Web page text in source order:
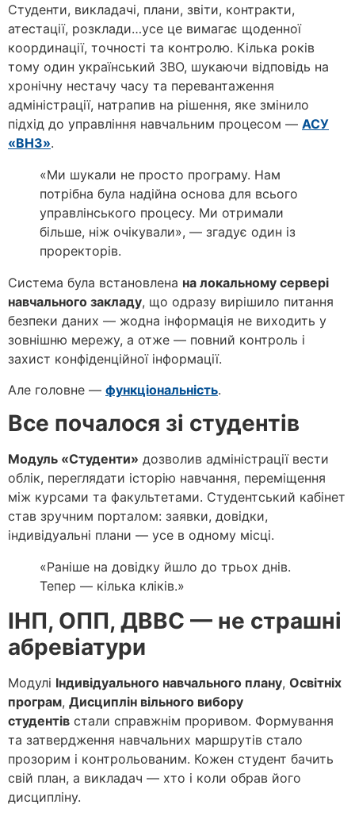
Студенти, викладачі, плани, звіти, контракти,
атестації, розклади…усе це вимагає щоденної
координації, точності та контролю. Кілька років
тому один український ЗВО, шукаючи відповідь на
хронічну нестачу часу та перевантаження
адміністрації, натрапив на рішення, яке змінило
підхід до управління навчальним процесом — АСУ
«ВНЗ».
«Ми шукали не просто програму. Нам
потрібна була надійна основа для всього
управлінського процесу. Ми отримали
більше, ніж очікували», — згадує один із
проректорів.
Система була встановлена на локальному сервері
навчального закладу, що одразу вирішило питання
безпеки даних — жодна інформація не виходить у
зовнішню мережу, а отже — повний контроль і
захист конфіденційної інформації.
Але головне — функціональність.
Все почалося зі студентів
Модуль «Студенти» дозволив адміністрації вести
облік, переглядати історію навчання, переміщення
між курсами та факультетами. Студентський кабінет
став зручним порталом: заявки, довідки,
індивідуальні плани — усе в одному місці.
«Раніше на довідку йшло до трьох днів.
Тепер — кілька кліків.»
ІНП, ОПП, ДВВС — не страшні
абревіатури
Модулі Індивідуального навчального плану, Освітніх
програм, Дисциплін вільного вибору
студентів стали справжнім проривом. Формування
та затвердження навчальних маршрутів стало
прозорим і контрольованим. Кожен студент бачить
свій план, а викладач — хто і коли обрав його
дисципліну.